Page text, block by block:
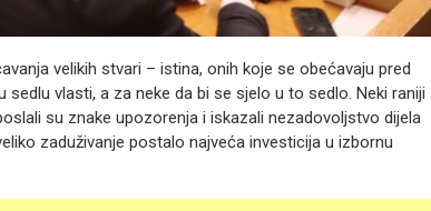
velikih stvari – istina, onih koje se obećavaju pred
vlasti, a za neke da bi se sjelo u to sedlo. Neki raniji
su znake upozorenja i iskazali nezadovoljstvo dijela
zaduživanje postalo najveća investicija u izbornu